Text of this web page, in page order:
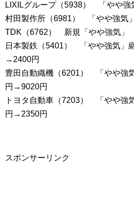
LIXILグループ（5938） 「やや
村田製作所（6981） 「やや強気
TDK（6762） 新規「やや強気」
日本製鉄（5401） 「やや強気」
→2400円
豊田自動織機（6201） 「やや強
円→9020円
トヨタ自動車（7203） 「やや
円→2350円
スポンサーリンク